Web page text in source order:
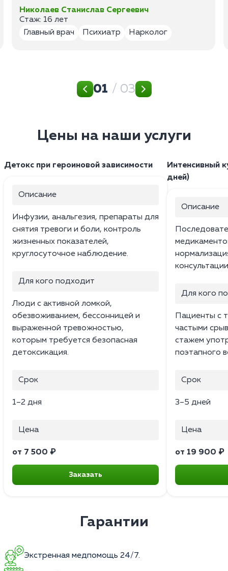
Николаев Станислав Сергеевич
Стаж: 16 лет
Главный врач
Психиатр Нарколог
01 / 03
Цены на наши услуги
Детокс при героиновой зависимости
Описание
Инфузии, анальгезия, препараты для
снятия тревоги и боли, контроль
жизненных показателей,
круглосуточное наблюдение.
Для кого подходит
Люди с активной ломкой,
обезвоживанием, бессонницей и
выраженной тревожностью,
которым требуется безопасная
детоксикация.
Срок
1–2 дня
Цена
от 7 500 ₽
Заказать
Интенсивный
дней)
Описание
Для кого
Пациенты с
частыми
стажем
поэтапного
Срок
3–5 дней
Цена
от 19 900 ₽
Гарантии
Экстренная медпомощь 24/7.